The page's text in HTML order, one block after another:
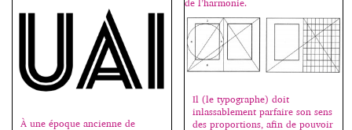
La connotation est un point
essentiel en typographie ; bien
sûr, un texte doit d’abord être lu
mais son apparence va aussi
suggérer, évoquer, installer
nombre de références. Le choix
du caractère permet de situer
une époque, le lien direct à une
parle du ton de la voix – une
ressemblance formelle à partir
du mot “handgloves” souvent
[…]
À une époque ancienne de
Il (le typographe) doit
inlassablement parfaire son sens
des proportions, afin de pouvoir